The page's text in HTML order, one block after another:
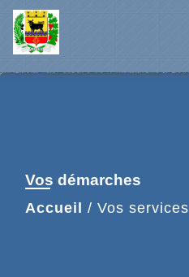
Vos démarches
Accueil / Vos services